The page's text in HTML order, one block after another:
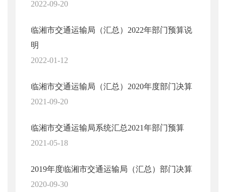
2022-09-20
临湘市交通运输局（汇总）2022年部门预算说
明
2022-01-12
临湘市交通运输局（汇总）2020年度部门决算
2021-09-20
临湘市交通运输局系统汇总2021年部门预算
2021-05-18
2019年度临湘市交通运输局（汇总）部门决算
2020-09-30